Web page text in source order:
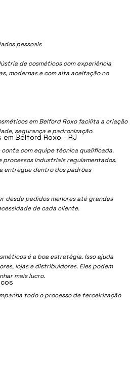
pessoais
de cosméticos com experiência
modernas e com alta aceitação no
em Belford Roxo facilita a criação
segurança e padronização.
conta com equipe técnica qualificada.
processos industriais regulamentados.
entregue dentro dos padrões
desde pedidos menores até grandes
de cada cliente.
é a boa estratégia. Isso ajuda
lojas e distribuidores. Eles podem
mais lucro.
todo o processo de terceirização
Belford Roxo - RJ